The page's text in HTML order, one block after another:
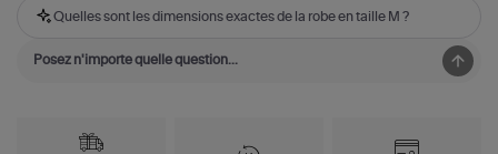
Quelles sont les dimensions exactes de la robe en taille M ?